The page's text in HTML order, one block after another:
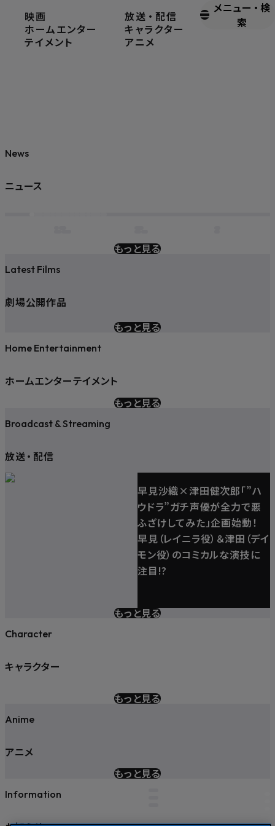
映画
ホームエンター
テイメント
放送 ・ 配信
キャラクター
アニメ
メニュー ・ 検
索
News
ニュース
もっと見る
Latest Films
劇場公開作品
もっと見る
Home Entertainment
ホームエンターテイメント
もっと見る
Broadcast & Streaming
放送・ 配信
早見沙織×津田健次郎「”ハ
ウドラ”ガチ声優が全力で悪
ふざけしてみた」企画始動！
早見（レイニラ役）＆津田（デイ
モン役）のコミカルな演技に
注目!?
もっと見る
Character
キャラクター
もっと見る
Anime
アニメ
もっと見る
Information